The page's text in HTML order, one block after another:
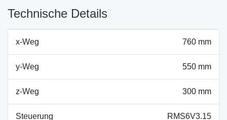
Technische Details
x-Weg 760 mm
y-Weg 550 mm
z-Weg 300 mm
Steuerung RMS6V3.15